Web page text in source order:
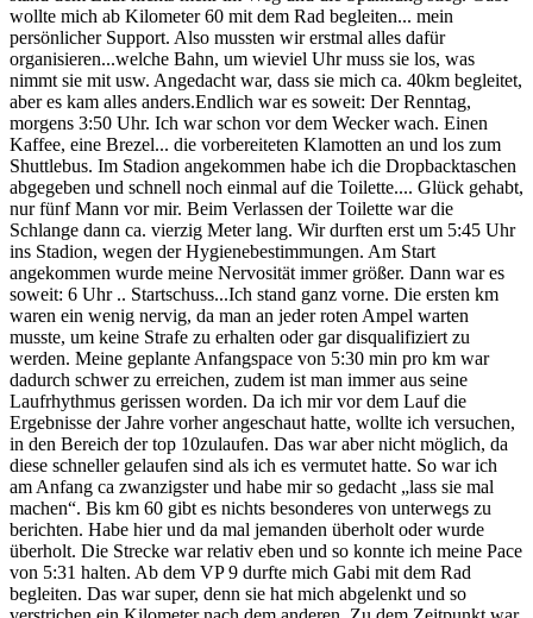
wollte mich ab Kilometer 60 mit dem Rad begleiten... mein
persönlicher Support. Also mussten wir erstmal alles dafür
organisieren...welche Bahn, um wieviel Uhr muss sie los, was
nimmt sie mit usw. Angedacht war, dass sie mich ca. 40km begleitet,
aber es kam alles anders.Endlich war es soweit: Der Renntag,
morgens 3:50 Uhr. Ich war schon vor dem Wecker wach. Einen
Kaffee, eine Brezel... die vorbereiteten Klamotten an und los zum
Shuttlebus. Im Stadion angekommen habe ich die Dropbacktaschen
abgegeben und schnell noch einmal auf die Toilette.... Glück gehabt,
nur fünf Mann vor mir. Beim Verlassen der Toilette war die
Schlange dann ca. vierzig Meter lang. Wir durften erst um 5:45 Uhr
ins Stadion, wegen der Hygienebestimmungen. Am Start
angekommen wurde meine Nervosität immer größer. Dann war es
soweit: 6 Uhr .. Startschuss...Ich stand ganz vorne. Die ersten km
waren ein wenig nervig, da man an jeder roten Ampel warten
musste, um keine Strafe zu erhalten oder gar disqualifiziert zu
werden. Meine geplante Anfangspace von 5:30 min pro km war
dadurch schwer zu erreichen, zudem ist man immer aus seine
Laufrhythmus gerissen worden. Da ich mir vor dem Lauf die
Ergebnisse der Jahre vorher angeschaut hatte, wollte ich versuchen,
in den Bereich der top 10zulaufen. Das war aber nicht möglich, da
diese schneller gelaufen sind als ich es vermutet hatte. So war ich
am Anfang ca zwanzigster und habe mir so gedacht „lass sie mal
machen“. Bis km 60 gibt es nichts besonderes von unterwegs zu
berichten. Habe hier und da mal jemanden überholt oder wurde
überholt. Die Strecke war relativ eben und so konnte ich meine Pace
von 5:31 halten. Ab dem VP 9 durfte mich Gabi mit dem Rad
begleiten. Das war super, denn sie hat mich abgelenkt und so